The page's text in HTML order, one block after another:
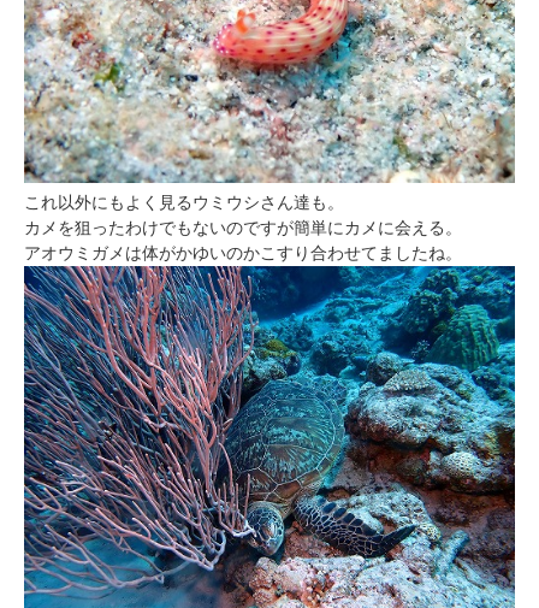
これ以外にもよく見るウミウシさん達も。
カメを狙ったわけでもないのですが簡単にカメに会える。
アオウミガメは体がかゆいのかこすり合わせてましたね。